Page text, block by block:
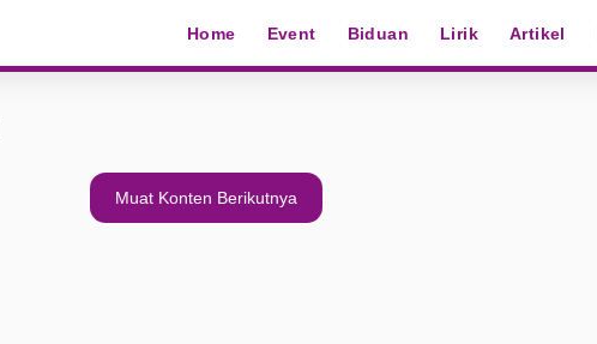
Home Event Biduan Lirik Artikel
Muat Konten Berikutnya